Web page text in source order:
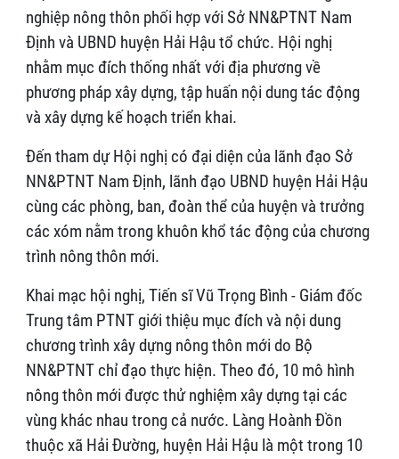
nghiệp nông thôn phối hợp với Sở NN&PTNT Nam
Định và UBND huyện Hải Hậu tổ chức. Hội nghị
nhằm mục đích thống nhất với địa phương về
phương pháp xây dựng, tập huấn nội dung tác động
và xây dựng kế hoạch triển khai.
Đến tham dự Hội nghị có đại diện của lãnh đạo Sở
NN&PTNT Nam Định, lãnh đạo UBND huyện Hải Hậu
cùng các phòng, ban, đoàn thể của huyện và trưởng
các xóm nằm trong khuôn khổ tác động của chương
trình nông thôn mới.
Khai mạc hội nghị, Tiến sĩ Vũ Trọng Bình - Giám đốc
Trung tâm PTNT giới thiệu mục đích và nội dung
chương trình xây dựng nông thôn mới do Bộ
NN&PTNT chỉ đạo thực hiện. Theo đó, 10 mô hình
nông thôn mới được thử nghiệm xây dựng tại các
vùng khác nhau trong cả nước. Làng Hoành Đồn
thuộc xã Hải Đường, huyện Hải Hậu là một trong 10